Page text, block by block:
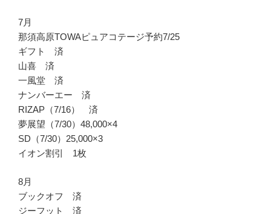
7月
那須高原TOWAピュアコテージ予約7/25
ギフト 済
山喜 済
一風堂 済
ナンバーエー 済
RIZAP（7/16） 済
夢展望（7/30）48,000×4
SD（7/30）25,000×3
イオン割引 1枚
8月
ブックオフ 済
ジーフット 済